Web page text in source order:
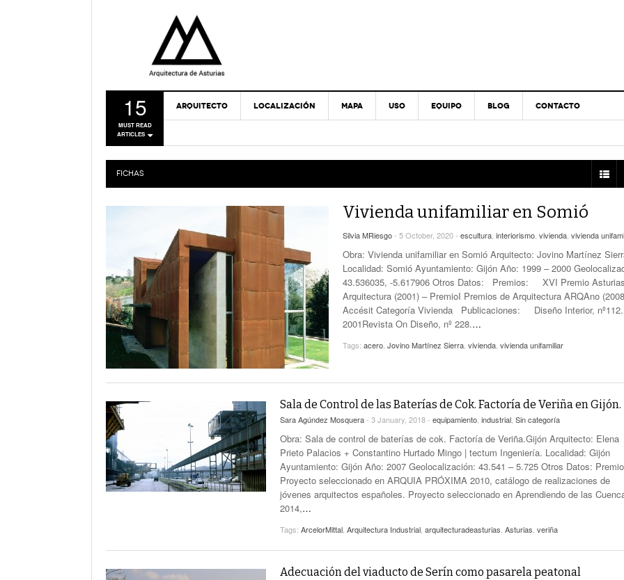
15
MUST READ
ARTICLES
ARQUITECTO LOCALIZACIÓN MAPA USO EQUIPO BLOG CONTACTO
FICHAS
Vivienda unifamiliar en Somió
Silvia MRiesgo- 5 October, 2020 - escultura interiorismo vivienda vivienda
Obra: Vivienda unifamiliar en Somió Arquitecto: Jovino Martínez
Localidad: Somió Ayuntamiento: Gijón Año: 1999 – 2000
43.536035, -5.617906 Otros Datos: Premios: XVI Premio
Arquitectura (2001) – PremioI Premios de Arquitectura ARQAno
Accésit Categoría Vivienda Publicaciones: Diseño Interior, nº112.
2001Revista On Diseño, nº 228.…
Tags: acero Jovino Martínez Sierra vivienda vivienda unifamiliar
Sala de Control de las Baterías de Cok. Factoría de Veriña en Gijón.
Sara Agúndez Mosquera- 3 January, 2018 - equipamiento industrial Sin categoría
Obra: Sala de control de baterías de cok. Factoría de Veriña.Gijón Arquitecto: Elena
Prieto Palacios + Constantino Hurtado Mingo | tectum Ingeniería. Localidad: Gijón
Ayuntamiento: Gijón Año: 2007 Geolocalización: 43.541 – 5.725 Otros Datos:
Proyecto seleccionado en ARQUIA PRÓXIMA 2010, catálogo de realizaciones de
jóvenes arquitectos españoles. Proyecto seleccionado en Aprendiendo de las
2014,…
Tags: ArcelorMittal Arquitectura Industrial arquitecturadeasturias Asturias veriña
Adecuación del viaducto de Serín como pasarela peatonal